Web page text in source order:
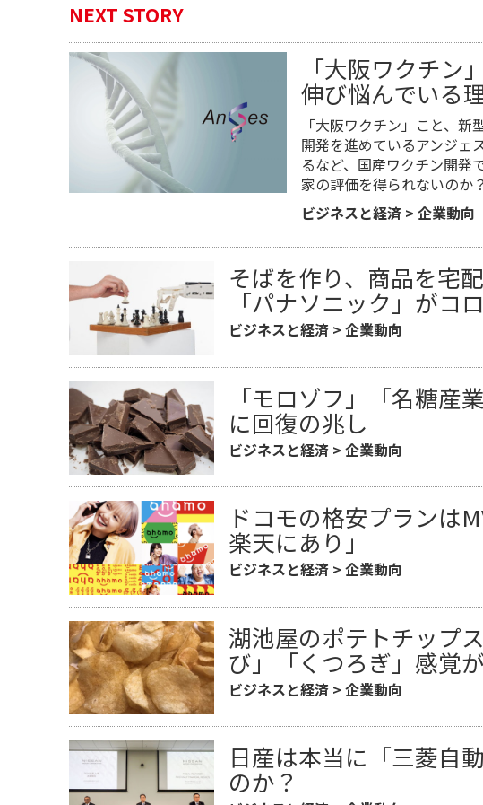
NEXT STORY
「大阪ワクチ
伸び悩んでいる
「大阪ワクチン」こと、
開発を進めているアンジェ
るなど、国産ワクチン開発
家の評価を得られないのか？​
ビジネスと経済> 企業動向
そばを作り、商品を宅
「パナソニック」がコ
ビジネスと経済 >企業動向
「モロゾフ」「名糖産
に回復の兆し
ビジネスと経済 >企業動向
ドコモの格安プランは
楽天にあり」
ビジネスと経済 >企業動向
湖池屋のポテトチップ
び」「くつろぎ」感覚
ビジネスと経済 >企業動向
日産は本当に「三菱自
のか？